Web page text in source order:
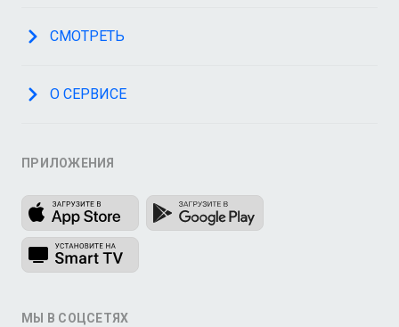
СМОТРЕТЬ
О СЕРВИСЕ
ПРИЛОЖЕНИЯ
МЫ В СОЦСЕТЯХ